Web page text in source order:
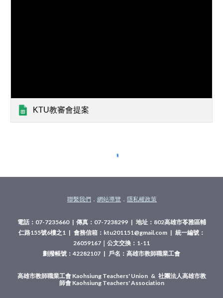
KTU教審會提案
聯繫我們 ． 網站導覽 ． 隱私權政策
電話：07-7235660 | 傳真：07-7238299 | 地址：802高雄市苓雅區輔
仁路155號6樓之1 | 會務信箱：ktu201151@gmail.com | 統一編號：
26059167｜公文交換：1-11
劃撥帳號：42282107 | 戶名：高雄市教師職業工會
高雄市教師職業工會 Kaohsiung Teachers' Union & 社團法人高雄市教
師會 Kaohsiung Teachers' Association